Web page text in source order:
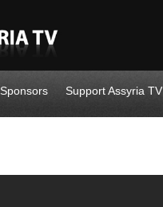
Sponsors Support Assyria TV